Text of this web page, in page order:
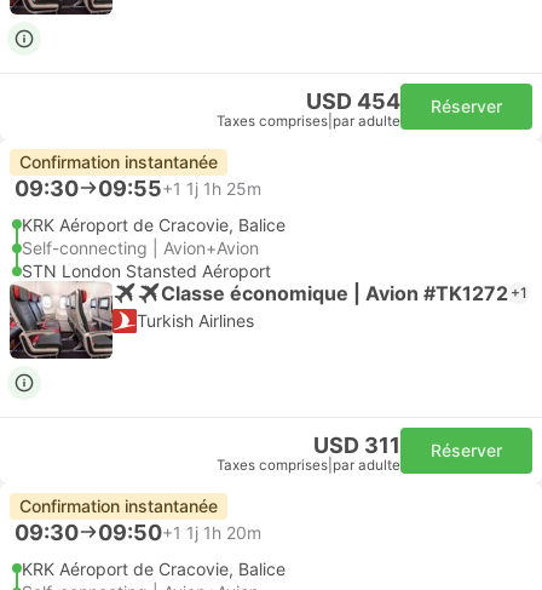
USD 454
Taxes comprises par adulte
Réserver
Confirmation instantanée
09:30 09:55+1 1j 1h 25m
KRK Aéroport de Cracovie, Balice
Self-connecting | Avion+Avion
STN London Stansted Aéroport
Classe économique | Avion #TK1272 +1
Turkish Airlines
USD 311
Taxes comprises par adulte
Réserver
Confirmation instantanée
09:30 09:50+1 1j 1h 20m
KRK Aéroport de Cracovie, Balice